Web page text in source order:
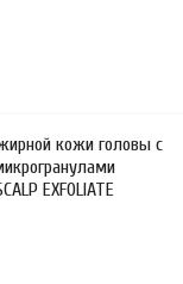
кожи головы с
EXFOLIATE